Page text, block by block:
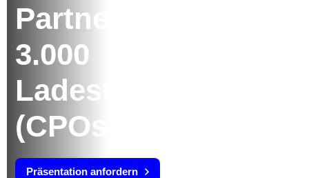
Partner für über
3.000
(CPOs).
Präsentation anfordern